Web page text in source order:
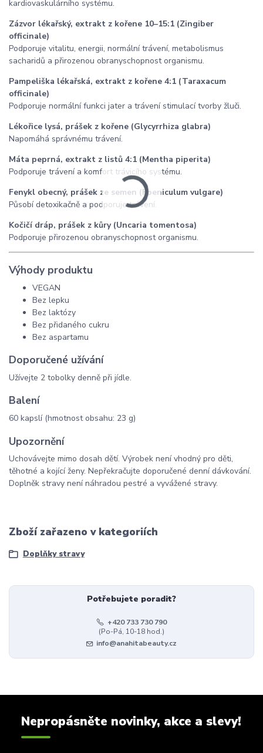
kardiovaskulárního systému.
Zázvor lékařský, extrakt z kořene 10–15:1 (Zingiber
officinale)
Podporuje vitalitu, energii, normální trávení, metabolismus
sacharidů a přirozenou obranyschopnost organismu.
Pampeliška lékařská, extrakt z kořene 4:1 (Taraxacum
officinale)
Podporuje normální funkci jater a trávení stimulací tvorby žluči.
Lékořice lysá, prášek z kořene (Glycyrrhiza glabra)
Napomáhá správnému trávení.
Máta peprná, extrakt z listů 4:1 (Mentha piperita)
Podporuje trávení a komfort trávicího systému.
Fenykl obecný, prášek ze semen (Foeniculum vulgare)
Působí detoxikačně a podporuje trávení.
Kočičí dráp, prášek z kůry (Uncaria tomentosa)
Podporuje přirozenou obranyschopnost organismu.
Výhody produktu
VEGAN
Bez lepku
Bez laktózy
Bez přidaného cukru
Bez aspartamu
Doporučené užívání
Užívejte 2 tobolky denně při jídle.
Balení
60 kapslí (hmotnost obsahu: 23 g)
Upozornění
Uchovávejte mimo dosah dětí. Výrobek není vhodný pro děti,
těhotné a kojící ženy. Nepřekračujte doporučené denní dávkování.
Doplněk stravy není náhradou pestré a vyvážené stravy.
Zboží zařazeno v kategoriích
Doplňky stravy
Potřebujete poradit?
+420 733 730 790
(Po-Pá, 10-18 hod.)
info@anahitabeauty.cz
Nepropásněte novinky, akce a slevy!